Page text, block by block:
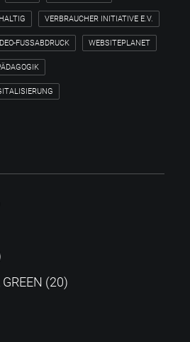
VERBRAUCHER INITIATIVE E.V.
FUSSABDRUCK WEBSITEPLANET
(20)